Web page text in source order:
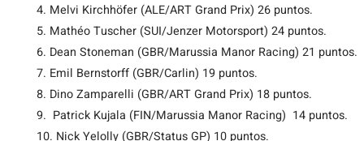
4. Melvi Kirchhöfer (ALE/ART Grand Prix) 26 puntos.
5. Mathéo Tuscher (SUI/Jenzer Motorsport) 24 puntos.
6. Dean Stoneman (GBR/Marussia Manor Racing) 21 puntos.
7. Emil Bernstorff (GBR/Carlin) 19 puntos.
8. Dino Zamparelli (GBR/ART Grand Prix) 18 puntos.
9. Patrick Kujala (FIN/Marussia Manor Racing) 14 puntos.
10. Nick Yelolly (GBR/Status GP) 10 puntos.